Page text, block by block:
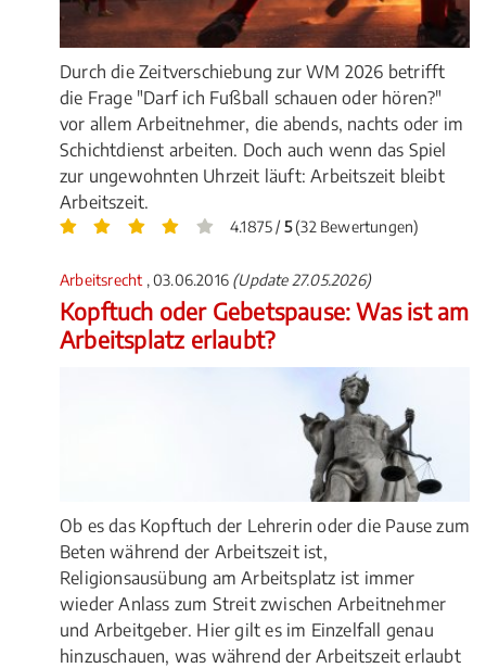
Durch die Zeitverschiebung zur WM 2026 betrifft
die Frage "Darf ich Fußball schauen oder hören?"
vor allem Arbeitnehmer, die abends, nachts oder im
Schichtdienst arbeiten. Doch auch wenn das Spiel
zur ungewohnten Uhrzeit läuft: Arbeitszeit bleibt
Arbeitszeit.
4.1875 / 5(32 Bewertungen)
Arbeitsrecht , 03.06.2016 (Update 27.05.2026)
Kopftuch oder Gebetspause: Was ist am
Arbeitsplatz erlaubt?
Ob es das Kopftuch der Lehrerin oder die Pause zum
Beten während der Arbeitszeit ist,
Religionsausübung am Arbeitsplatz ist immer
wieder Anlass zum Streit zwischen Arbeitnehmer
und Arbeitgeber. Hier gilt es im Einzelfall genau
hinzuschauen, was während der Arbeitszeit erlaubt